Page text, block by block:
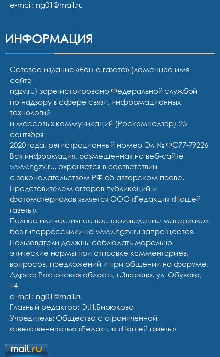
e-mail: ng01@mail.ru
ИНФОРМАЦИЯ
Сетевое издание «Наша газета» (доменное имя
сайта
ngzv.ru) зарегистрировано Федеральной службой
по надзору в сфере связи, информационных
технологий
и массовых коммуникаций (Роскомнадзор) 25
сентября
2020 года, регистрационный номер Эл № ФС77-79226
Вся информация, размещенная на веб-сайте
www.ngzv.ru, охраняется в соответствии
с законодательством РФ об авторском праве.
Представителем авторов публикаций и
фотоматериалов является ООО «Редакция «Нашей
газеты».
Полное или частичное воспроизведение материалов
без гиперрассылки на www.ngzv.ru запрещается.
Пользователи должны соблюдать морально-
этические нормы при отправке комментариев,
вопросов, предложений и при общении на форуме.
Адрес: Ростовская область, г.Зверево, ул. Обухова,
14
e-mail: ng01@mail.ru
Главный редактор: О.Н.Бирюкова
Учредитель: Общество с ограниченной
ответственностью «Редакция «Нашей газеты»